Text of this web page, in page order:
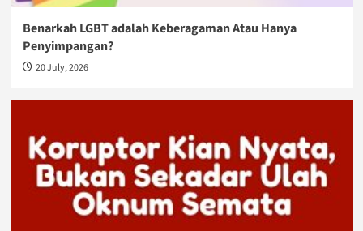
Benarkah LGBT adalah Keberagaman Atau Hanya
Penyimpangan?
20 July, 2026